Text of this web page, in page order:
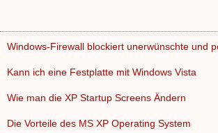
Kann ich eine Festplatte mit Windows Vista
Wie man die XP Startup Screens Ändern
Die Vorteile des MS XP Operating System